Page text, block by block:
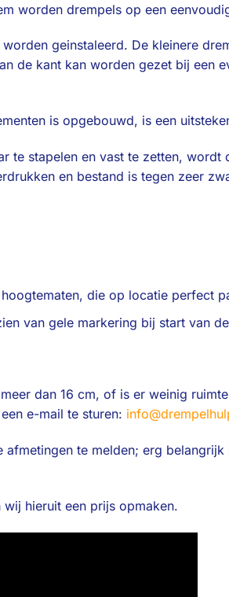
worden drempels op een
geinstaleerd. De kleinere
de kant kan worden gezet bij een
is opgebouwd, is een
te stapelen en vast te zetten,
en bestand is tegen zeer
die op locatie perfect
van gele markering bij start van
dan 16 cm, of is er weinig
e-mail te sturen:
te melden; erg
hieruit een prijs opmaken.